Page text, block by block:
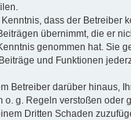
dass der Betreiber
übernimmt, die er
genommen hat. Sie
und Funktionen
Betreiber darüber hinaus,
o. g. Regeln verstoßen oder
Dritten Schaden